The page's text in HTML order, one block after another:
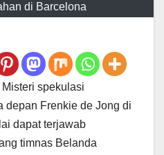
di Barcelona
Misteri spekulasi
depan Frenkie de Jong di
dapat terjawab
timnas Belanda